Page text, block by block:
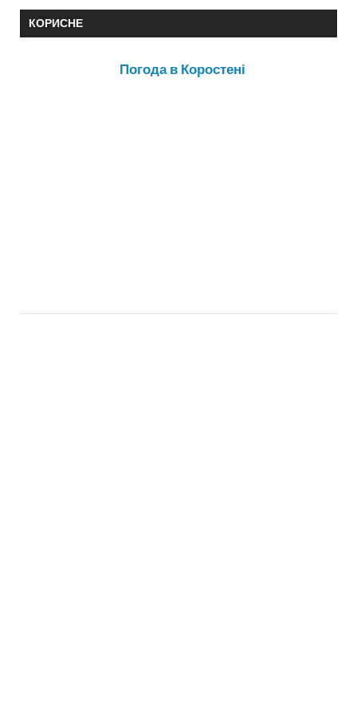
КОРИСНЕ
Погода в Коростені